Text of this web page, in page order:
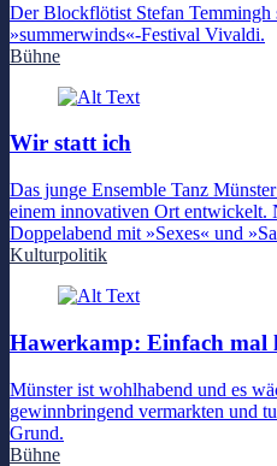
Der Blockflötist Stefan Temmingh
»summerwinds«-Festival Vivaldi.
Bühne
Wir statt ich
Das junge Ensemble Tanz
einem innovativen Ort entwickelt.
Doppelabend mit »Sexes« und
Kulturpolitik
Hawerkamp: Einfach mal
Münster ist wohlhabend und es
gewinnbringend vermarkten und
Grund.
Bühne